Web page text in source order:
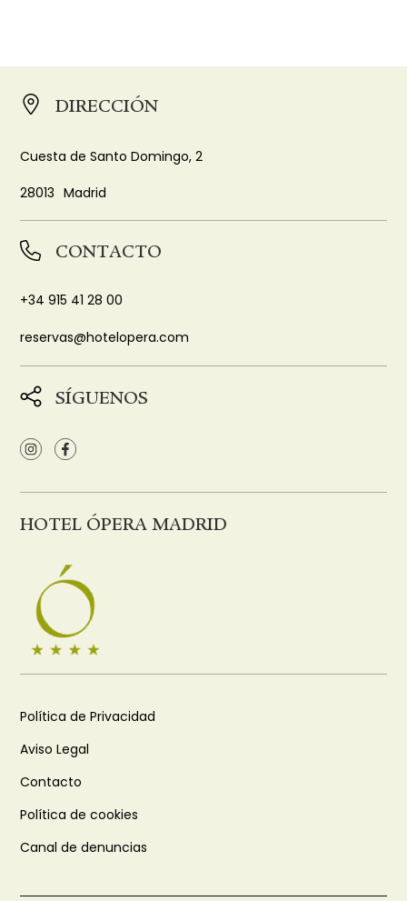
DIRECCIÓN
Cuesta de Santo Domingo, 2
28013 Madrid
CONTACTO
+34 915 41 28 00
reservas@hotelopera.com
SÍGUENOS
HOTEL ÓPERA MADRID
Política de Privacidad
Aviso Legal
Contacto
Política de cookies
Canal de denuncias